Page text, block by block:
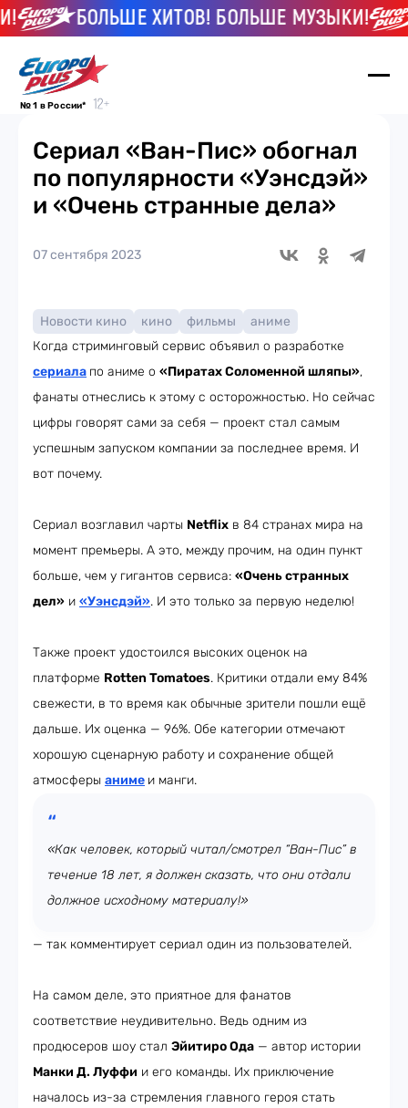
БОЛЬШЕ ХИТОВ! БОЛЬШЕ МУЗЫКИ!
№ 1 в России*
Сериал «Ван-Пис» обогнал
по популярности «Уэнсдэй»
и «Очень странные дела»
07 сентября 2023
Новости кино кино фильмы
аниме
Когда стриминговый сервис объявил о разработке
сериала по аниме о «Пиратах Соломенной шляпы»,
фанаты отнеслись к этому с осторожностью. Но сейчас
цифры говорят сами за себя — проект стал самым
успешным запуском компании за последнее время. И
вот почему.
Сериал возглавил чарты Netflix в 84 странах мира на
момент премьеры. А это, между прочим, на один пункт
больше, чем у гигантов сервиса: «Очень странных
дел» и «Уэнсдэй». И это только за первую неделю!
Также проект удостоился высоких оценок на
платформе Rotten Tomatoes. Критики отдали ему 84%
свежести, в то время как обычные зрители пошли ещё
дальше. Их оценка — 96%. Обе категории отмечают
хорошую сценарную работу и сохранение общей
атмосферы аниме и манги.
«Как человек, который читал/смотрел “Ван-Пис” в
течение 18 лет, я должен сказать, что они отдали
должное исходному материалу!»
— так комментирует сериал один из пользователей.
На самом деле, это приятное для фанатов
соответствие неудивительно. Ведь одним из
продюсеров шоу стал Эйитиро Ода — автор истории
Манки Д. Луффи и его команды. Их приключение
началось из-за стремления главного героя стать